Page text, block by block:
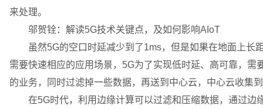
来处理。
邬贺铨：解读5G技术关键点，及如何影响AIoT
虽然5G的空口时延减少到了1ms，但是如果在地面上长
需要快速相应的应用场景，5G为了实现低时延、高可靠，
的业务，同时过滤掉一些数据，再送到中心云，中心云收集
在5G时代，利用边缘计算可以过滤和压缩数据，通过边